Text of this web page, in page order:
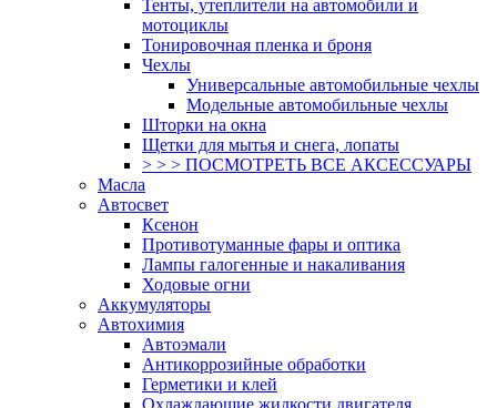
Тенты, утеплители на автомобили и
мотоциклы
Тонировочная пленка и броня
Чехлы
Универсальные автомобильные чехлы
Модельные автомобильные чехлы
Шторки на окна
Щетки для мытья и снега, лопаты
> > > ПОСМОТРЕТЬ ВСЕ АКСЕССУАРЫ
Масла
Автосвет
Ксенон
Противотуманные фары и оптика
Лампы галогенные и накаливания
Ходовые огни
Аккумуляторы
Автохимия
Автоэмали
Антикоррозийные обработки
Герметики и клей
Охлаждающие жидкости двигателя